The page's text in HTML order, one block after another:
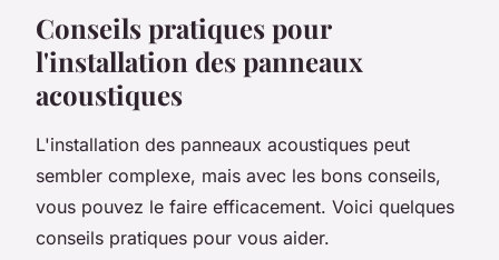
Conseils pratiques pour
l'installation des panneaux
acoustiques
L'installation des panneaux acoustiques peut
sembler complexe, mais avec les bons conseils,
vous pouvez le faire efficacement. Voici quelques
conseils pratiques pour vous aider.